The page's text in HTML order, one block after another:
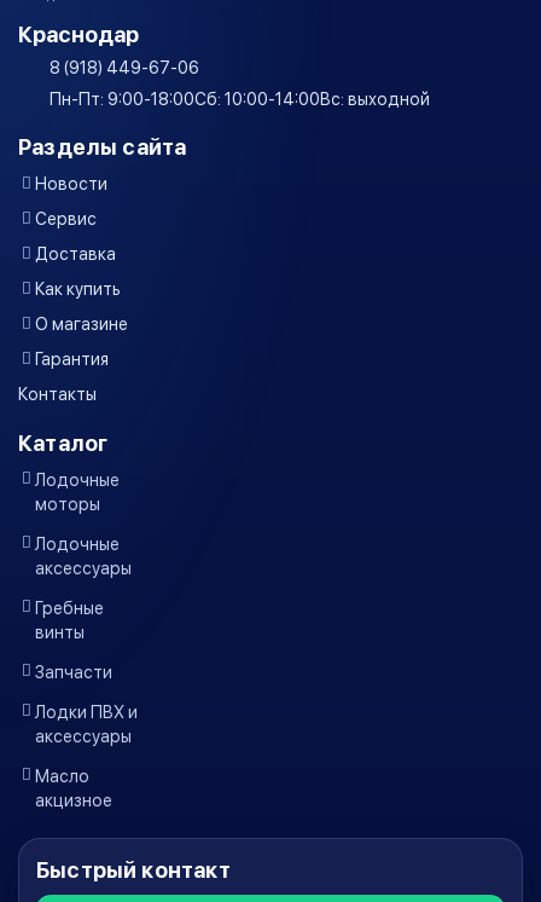
Краснодар
8 (918) 449-67-06
Пн-Пт: 9:00-18:00Сб: 10:00-14:00Вс: выходной
Разделы сайта
Новости
Сервис
Доставка
Как купить
О магазине
Гарантия
Контакты
Каталог
Лодочные
моторы
Лодочные
аксессуары
Гребные
винты
Запчасти
Лодки ПВХ и
аксессуары
Масло
акцизное
Быстрый контакт